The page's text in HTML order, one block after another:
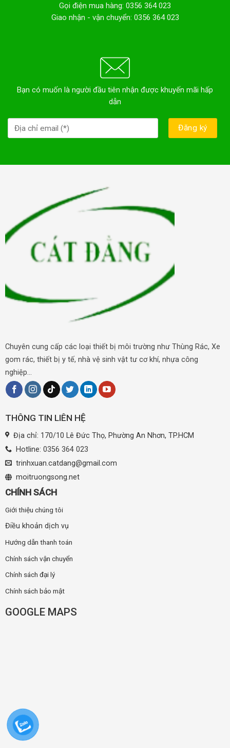
Gọi điện mua hàng: 0356 364 023
Giao nhận - vận chuyển: 0356 364 023
Bạn có muốn là người đầu tiên nhận được khuyến mãi hấp
dẫn
Chuyên cung cấp các loại thiết bị môi trường như Thùng Rác, Xe
gom rác, thiết bị y tế, nhà vệ sinh vật tư cơ khí, nhựa công
nghiệp...
THÔNG TIN LIÊN HỆ
Địa chỉ: 170/10 Lê Đức Thọ, Phường An Nhơn, TP.HCM
Hotline: 0356 364 023
trinhxuan.catdang@gmail.com
moitruongsong.net
CHÍNH SÁCH
Giới thiệu chúng tôi
Điều khoản dịch vụ
Hướng dẫn thanh toán
Chính sách vận chuyển
Chính sách đại lý
Chính sách bảo mật
GOOGLE MAPS